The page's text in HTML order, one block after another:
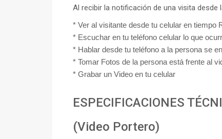
Al recibir la notificación de una visita
* Ver al visitante desde tu celular en tiempo
* Escuchar en tu teléfono celular lo que
* Hablar desde tu teléfono a la persona se
* Tomar Fotos de la persona está frente al
* Grabar un Video en tu celular
ESPECIFICACIONES
(Video Portero)